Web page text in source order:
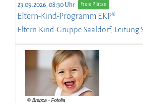
23.09.2026, 08:30 Uhr Freie Plätze
Eltern-Kind-Programm EKP®
Eltern-Kind-Gruppe Saaldorf, Leitung